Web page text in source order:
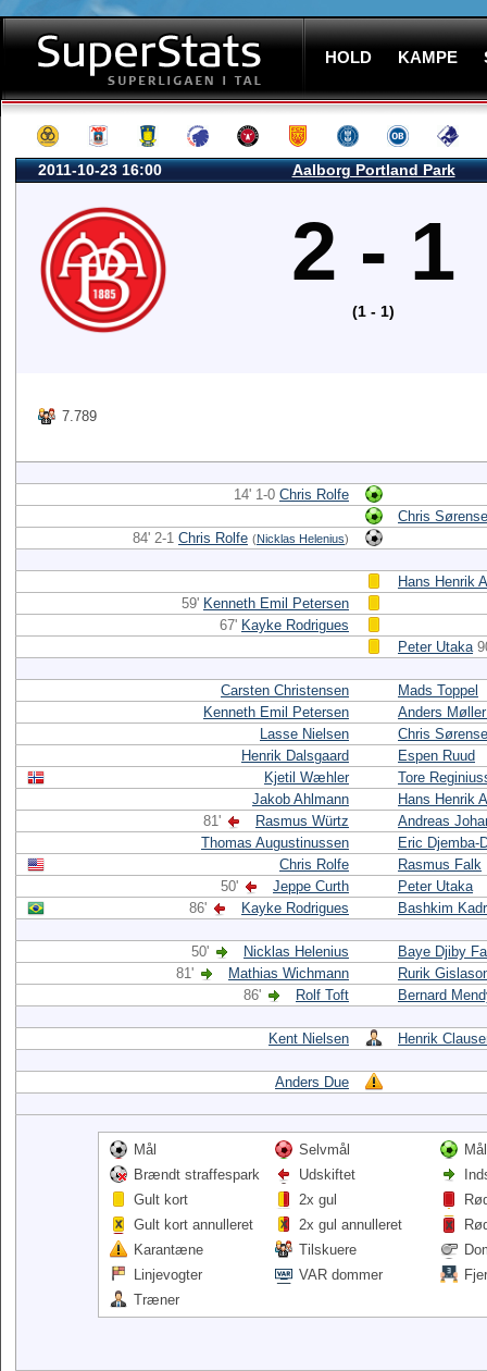
HOLD KAMPE
2011-10-23 16:00 Aalborg Portland Park
2 - 1
(1 - 1)
7.789
14' 1-0 Chris Rolfe
Chris
84' 2-1 Chris Rolfe (Nicklas Helenius)
Hans Henrik
59' Kenneth Emil Petersen
67' Kayke Rodrigues
Peter Utaka
Carsten Christensen
Mads Toppel
Kenneth Emil Petersen
Anders
Lasse Nielsen
Chris
Henrik Dalsgaard
Espen Ruud
Kjetil Wæhler
Tore
Jakob Ahlmann
Hans Henrik
81'
Rasmus Würtz
Andreas
Thomas Augustinussen
Eric Djemba-
Chris Rolfe
Rasmus Falk
50'
Jeppe Curth
Peter Utaka
86'
Kayke Rodrigues Bashkim
50' Nicklas Helenius
Baye Djiby
81'
Mathias Wichmann
Rurik
86'
Rolf Toft Bernard
Kent Nielsen Henrik
Anders Due
Mål Selvmål
Brændt straffespark
Udskiftet
Gult kort
2x gul
Gult kort annulleret
2x gul annulleret
Karantæne
Tilskuere
Linjevogter
VAR dommer
Træner